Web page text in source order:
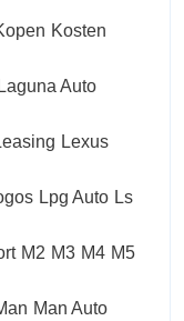
Kosten
Laguna Auto
Lexus
Lpg Auto Ls
M2 M3 M4 M5
Man Auto